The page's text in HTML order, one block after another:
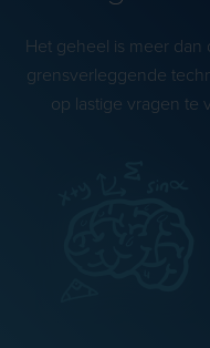
Het geheel is meer
grensverleggende
op lastige vragen te